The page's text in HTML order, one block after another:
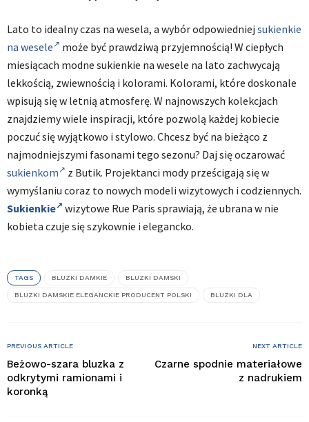
Lato to idealny czas na wesela, a wybór odpowiedniej sukienkie
na wesele
może być prawdziwą przyjemnością! W ciepłych
miesiącach modne sukienkie na wesele na lato zachwycają
lekkością, zwiewnością i kolorami. Kolorami, które doskonale
wpisują się w letnią atmosferę. W najnowszych kolekcjach
znajdziemy wiele inspiracji, które pozwolą każdej kobiecie
poczuć się wyjątkowo i stylowo. Chcesz być na bieżąco z
najmodniejszymi fasonami tego sezonu? Daj się oczarować
sukienkom
z Butik. Projektanci mody prześcigają się w
wymyślaniu coraz to nowych modeli wizytowych i codziennych.
Sukienkie
wizytowe Rue Paris sprawiają, że ubrana w nie
kobieta czuje się szykownie i elegancko.
TAGS BLUZKI DAMKIE BLUZKI DAMSKI
BLUZKI DAMSKIE ELEGANCKIE PRODUCENT POLSKI BLUZKI DLA
PREVIOUS ARTICLE
Beżowo-szara bluzka z
odkrytymi ramionami i
koronką
NEXT ARTICLE
Czarne spodnie materiałowe
z nadrukiem